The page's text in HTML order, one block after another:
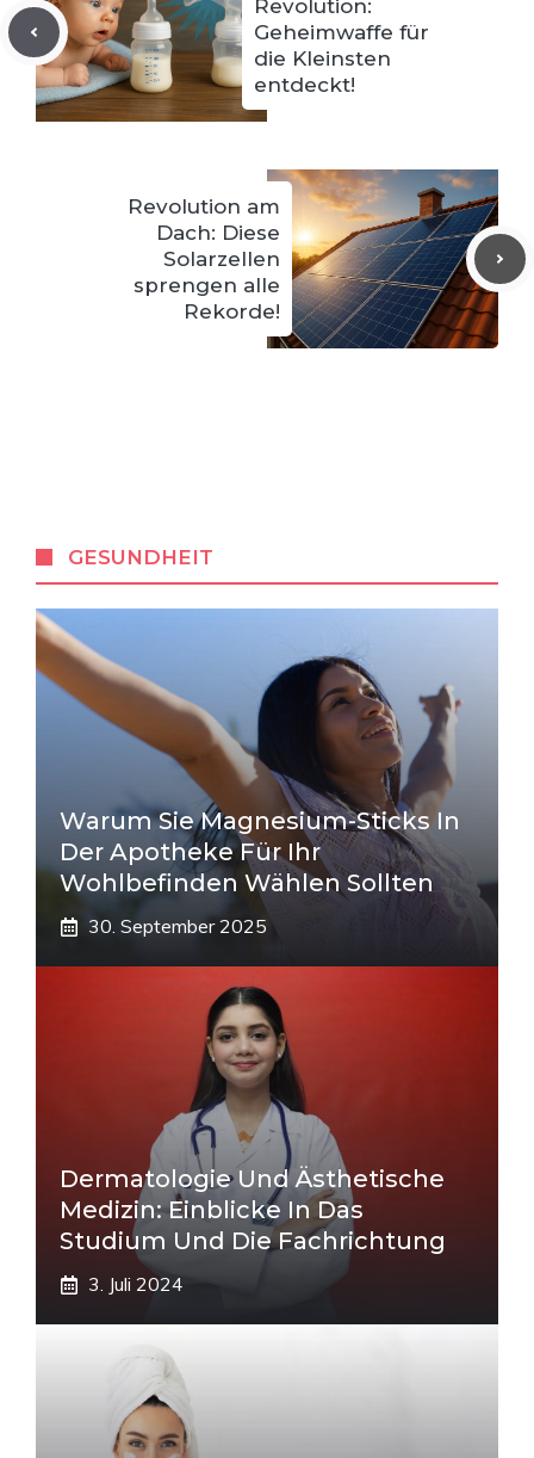
Revolution:
Geheimwaffe für
die Kleinsten
entdeckt!
Revolution am
Dach: Diese
Solarzellen
sprengen alle
Rekorde!
GESUNDHEIT
Warum Sie Magnesium-Sticks In
Der Apotheke Für Ihr
Wohlbefinden Wählen Sollten
30. September 2025
Dermatologie Und Ästhetische
Medizin: Einblicke In Das
Studium Und Die Fachrichtung
3. Juli 2024